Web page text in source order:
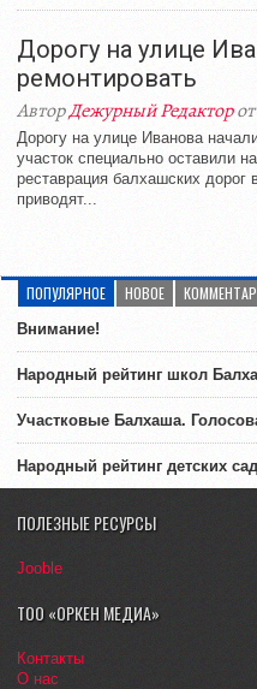
Дорогу на улице
ремонтировать
АвторДежурный Редакторот
Дорогу на улице Иванова
участок специально оставили
реставрация балхашских дорог
приводят...
ПОПУЛЯРНОЕ НОВОЕ
Внимание!
Народный рейтинг школ
Участковые Балхаша.
Народный рейтинг детских
ПОЛЕЗНЫЕ РЕСУРСЫ
Jooble
ТОО «ОРКЕН МЕДИА»
Контакты
О нас